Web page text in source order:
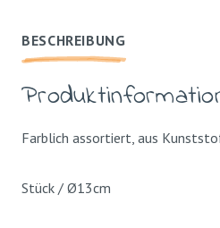
BESCHREIBUNG
Farblich assortiert, aus
Stück / Ø13cm